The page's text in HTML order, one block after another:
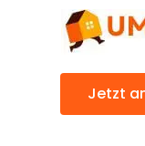
Jetzt